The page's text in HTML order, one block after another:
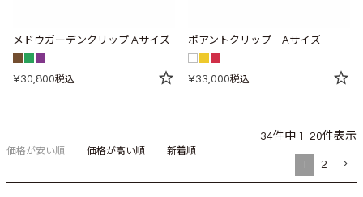
メドウガーデンクリップ Aサイズ
¥30,800税込
ポアントクリップ Aサイズ
¥33,000税込
価格が安い順 価格が高い順 新着順
34件中 1 -20件表示
1 2